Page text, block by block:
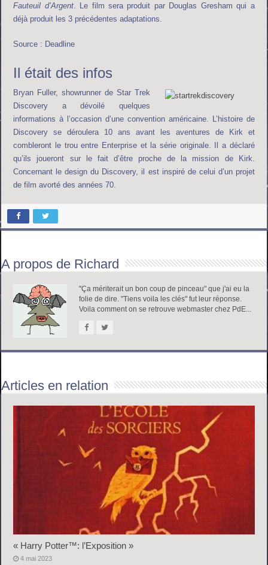
Fauteuil d’Argent. Le film sera produit par Douglas Gresham qui a
déjà produit les 3 précédentes adaptations.
Source : Deadline
Il était des infos
Bryan Fuller, showrunner de Star Trek
Discovery a dévoilé quelques
informations à l’occasion d’une convention américaine. L’histoire de
Discovery se déroulera 10 ans avant les aventures de Kirk et
combleront le trou entre Enterprise et la série originale. Il a déclaré
qu’ils joueront sur le fait d’être proche de la mission de Kirk.
Concernant le design du Discovery, il est inspiré de celui d’un projet
de film avorté des années 70.
A propos de Richard
"Ça mériterait un bon coup de pinceau" que j'ai eu la
folie de dire. "Tiens voila les clés" fut leur réponse.
Voila comment on se retrouve webmaster chez PdE...
Articles en relation
« Harry Potter™: l’Exposition »
4 mai 2023